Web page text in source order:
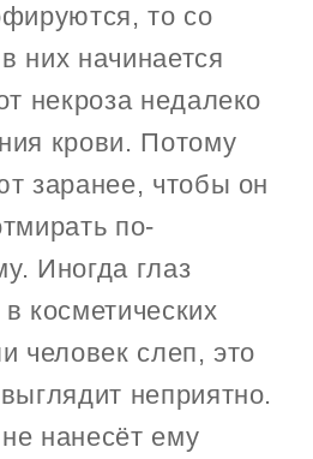
то со
них начинается
некроза недалеко
крови. Потому
заранее, чтобы он
по-
Иногда глаз
косметических
человек слеп, это
неприятно.
нанесёт ему